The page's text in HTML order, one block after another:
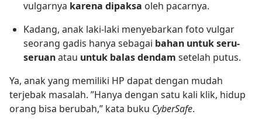
vulgarnya karena dipaksa oleh pacarnya.
Kadang, anak laki-laki menyebarkan foto vulgar
seorang gadis hanya sebagai bahan untuk seru-
seruanatau untuk balas dendam setelah putus.
Ya, anak yang memiliki HP dapat dengan mudah
terjebak masalah. ”Hanya dengan satu kali klik, hidup
orang bisa berubah,” kata buku CyberSafe.